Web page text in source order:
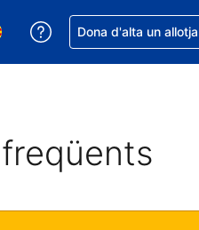
La moneda actual és
l'idioma. L'idioma actual és
Rep ajuda amb la
Dona d'alta un